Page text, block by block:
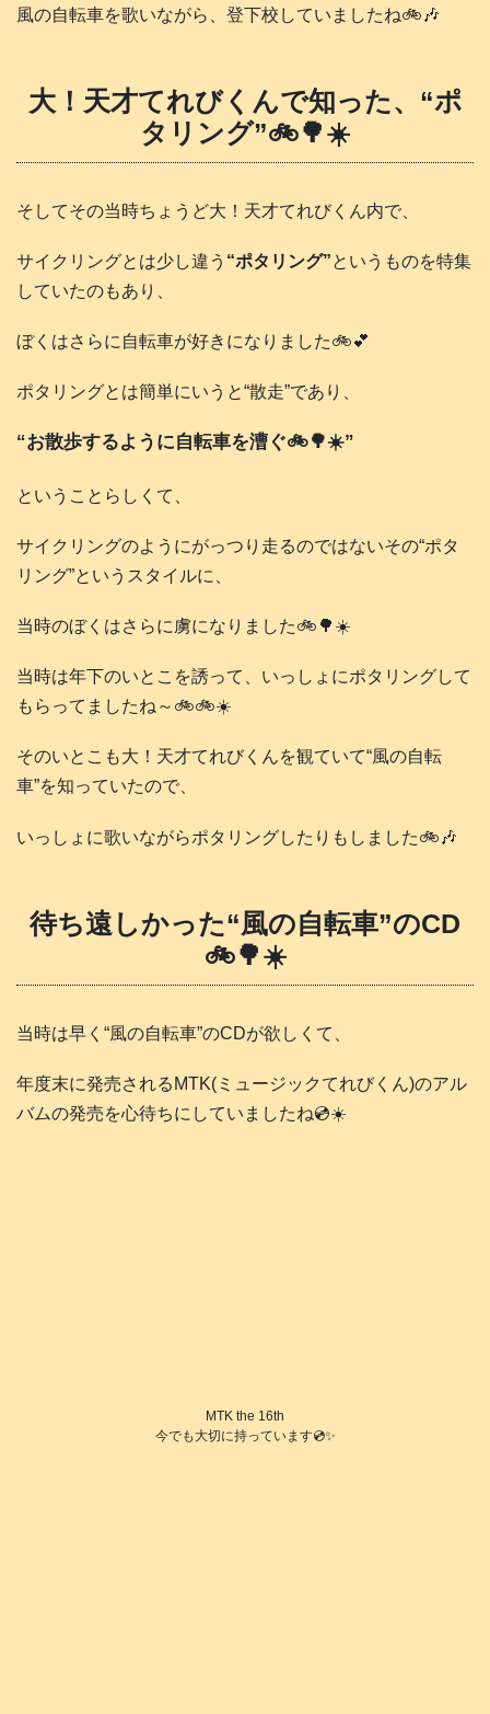
風の自転車を歌いながら、登下校していましたね🚲️🎶
大！天才てれびくんで知った、“ポ
タリング”🚲️🌳☀️
そしてその当時ちょうど大！天才てれびくん内で、
サイクリングとは少し違う “ポタリング”というものを特集
していたのもあり、
ぼくはさらに自転車が好きになりました🚲️💕
ポタリングとは簡単にいうと“散走”であり、
“お散歩するように自転車を漕ぐ🚲️🌳☀️”
ということらしくて、
サイクリングのようにがっつり走るのではないその“ポタ
リング”というスタイルに、
当時のぼくはさらに虜になりました🚲️🌳☀️
当時は年下のいとこを誘って、いっしょにポタリングして
もらってましたね～🚲️🚲️☀️
そのいとこも大！天才てれびくんを観ていて“風の自転
車”を知っていたので、
いっしょに歌いながらポタリングしたりもしました🚲️🎶
待ち遠しかった“風の自転車”のCD
🚲️🌳☀️
当時は早く“風の自転車”のCDが欲しくて、
年度末に発売されるMTK(ミュージックてれびくん)のアル
バムの発売を心待ちにしていましたね💿️☀️
MTK the 16th
今でも大切に持っています💿️✨